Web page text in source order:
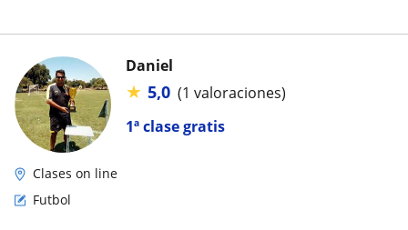
1ª clase gratis
Daniel
★ 5,0 (1 valoraciones)
Clases on line
Futbol